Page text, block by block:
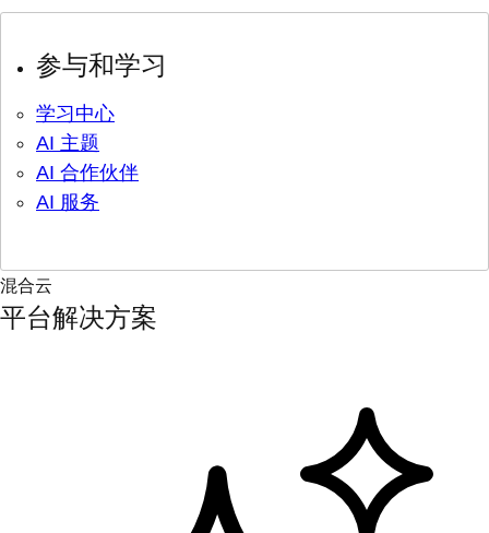
参与和学习
学习中心
AI 主题
AI 合作伙伴
AI 服务
混合云
平台解决方案